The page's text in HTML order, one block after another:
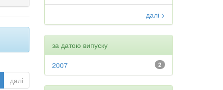
далі
далі >
за датою випуску
2
2007